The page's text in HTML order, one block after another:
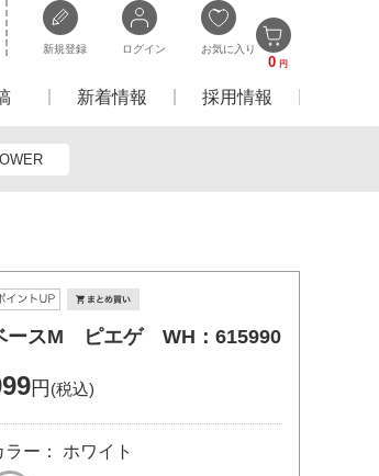
新規登録 ログイン お気に入り
0 円
新着情報 採用情報
ースM ピエゲ WH：615990
円 (税込)
ラー： ホワイト